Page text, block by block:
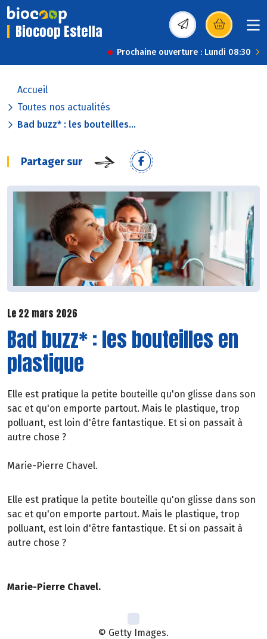
Biocoop Estella (s’ouvre dans une
Prochaine ouverture : Lundi 08:30
Accueil
Toutes nos actualités
Bad buzz* : les bouteilles...
Partager sur
Le 22 mars 2026
Bad buzz* : les bouteilles en
plastique
Elle est pratique la petite bouteille qu'on glisse dans son
sac et qu'on emporte partout. Mais le plastique, trop
polluant, est loin d'être fantastique. Et si on passait à
autre chose ?
Marie-Pierre Chavel.
Elle est pratique la petite bouteille qu'on glisse dans son
sac et qu'on emporte partout. Mais le plastique, trop
polluant, est loin d'être fantastique. Et si on passait à
autre chose ?
Marie-Pierre Chavel.
© Getty Images.